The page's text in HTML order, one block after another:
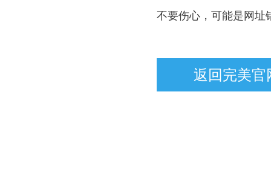
不要伤心，可能是网址
返回完美官